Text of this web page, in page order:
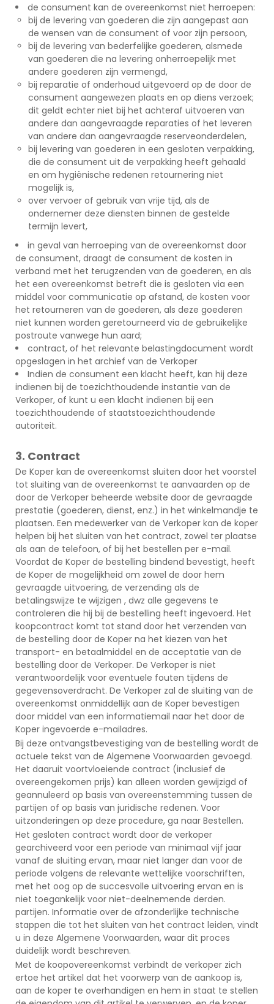
de consument kan de overeenkomst niet herroepen:
bij de levering van goederen die zijn aangepast aan
de wensen van de consument of voor zijn persoon,
bij de levering van bederfelijke goederen, alsmede
van goederen die na levering onherroepelijk met
andere goederen zijn vermengd,
bij reparatie of onderhoud uitgevoerd op de door de
consument aangewezen plaats en op diens verzoek;
dit geldt echter niet bij het achteraf uitvoeren van
andere dan aangevraagde reparaties of het leveren
van andere dan aangevraagde reserveonderdelen,
bij levering van goederen in een gesloten verpakking,
die de consument uit de verpakking heeft gehaald
en om hygiënische redenen retournering niet
mogelijk is,
over vervoer of gebruik van vrije tijd, als de
ondernemer deze diensten binnen de gestelde
termijn levert,
in geval van herroeping van de overeenkomst door
de consument, draagt de consument de kosten in
verband met het terugzenden van de goederen, en als
het een overeenkomst betreft die is gesloten via een
middel voor communicatie op afstand, de kosten voor
het retourneren van de goederen, als deze goederen
niet kunnen worden geretourneerd via de gebruikelijke
postroute vanwege hun aard;
contract, of het relevante belastingdocument wordt
opgeslagen in het archief van de Verkoper
Indien de consument een klacht heeft, kan hij deze
indienen bij de toezichthoudende instantie van de
Verkoper, of kunt u een klacht indienen bij een
toezichthoudende of staatstoezichthoudende
autoriteit.
3. Contract
De Koper kan de overeenkomst sluiten door het voorstel
tot sluiting van de overeenkomst te aanvaarden op de
door de Verkoper beheerde website door de gevraagde
prestatie (goederen, dienst, enz.) in het winkelmandje te
plaatsen. Een medewerker van de Verkoper kan de koper
helpen bij het sluiten van het contract, zowel ter plaatse
als aan de telefoon, of bij het bestellen per e-mail.
Voordat de Koper de bestelling bindend bevestigt, heeft
de Koper de mogelijkheid om zowel de door hem
gevraagde uitvoering, de verzending als de
betalingswijze te wijzigen , dwz alle gegevens te
controleren die hij bij de bestelling heeft ingevoerd. Het
koopcontract komt tot stand door het verzenden van
de bestelling door de Koper na het kiezen van het
transport- en betaalmiddel en de acceptatie van de
bestelling door de Verkoper. De Verkoper is niet
verantwoordelijk voor eventuele fouten tijdens de
gegevensoverdracht. De Verkoper zal de sluiting van de
overeenkomst onmiddellijk aan de Koper bevestigen
door middel van een informatiemail naar het door de
Koper ingevoerde e-mailadres.
Bij deze ontvangstbevestiging van de bestelling wordt de
actuele tekst van de Algemene Voorwaarden gevoegd.
Het daaruit voortvloeiende contract (inclusief de
overeengekomen prijs) kan alleen worden gewijzigd of
geannuleerd op basis van overeenstemming tussen de
partijen of op basis van juridische redenen. Voor
uitzonderingen op deze procedure, ga naar Bestellen.
Het gesloten contract wordt door de verkoper
gearchiveerd voor een periode van minimaal vijf jaar
vanaf de sluiting ervan, maar niet langer dan voor de
periode volgens de relevante wettelijke voorschriften,
met het oog op de succesvolle uitvoering ervan en is
niet toegankelijk voor niet-deelnemende derden.
partijen. Informatie over de afzonderlijke technische
stappen die tot het sluiten van het contract leiden, vindt
u in deze Algemene Voorwaarden, waar dit proces
duidelijk wordt beschreven.
Met de koopovereenkomst verbindt de verkoper zich
ertoe het artikel dat het voorwerp van de aankoop is,
aan de koper te overhandigen en hem in staat te stellen